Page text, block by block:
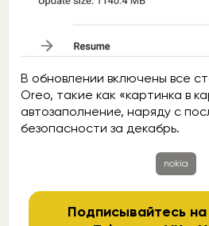
В обновлении включены все
Oreo, такие как «картинка в
автозаполнение, наряду с
безопасности за декабрь.
nokia
Подписывайтесь